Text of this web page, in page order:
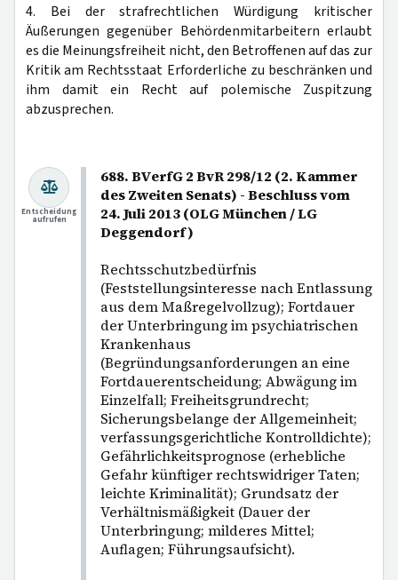
4. Bei der strafrechtlichen Würdigung kritischer
Äußerungen gegenüber Behördenmitarbeitern erlaubt
es die Meinungsfreiheit nicht, den Betroffenen auf das zur
Kritik am Rechtsstaat Erforderliche zu beschränken und
ihm damit ein Recht auf polemische Zuspitzung
abzusprechen.
688. BVerfG 2 BvR 298/12 (2. Kammer
des Zweiten Senats) - Beschluss vom
24. Juli 2013 (OLG München / LG
Deggendorf)
Rechtsschutzbedürfnis
(Feststellungsinteresse nach Entlassung
aus dem Maßregelvollzug); Fortdauer
der Unterbringung im psychiatrischen
Krankenhaus
(Begründungsanforderungen an eine
Fortdauerentscheidung; Abwägung im
Einzelfall; Freiheitsgrundrecht;
Sicherungsbelange der Allgemeinheit;
verfassungsgerichtliche Kontrolldichte);
Gefährlichkeitsprognose (erhebliche
Gefahr künftiger rechtswidriger Taten;
leichte Kriminalität); Grundsatz der
Verhältnismäßigkeit (Dauer der
Unterbringung; milderes Mittel;
Auflagen; Führungsaufsicht).
Entscheidung
aufrufen